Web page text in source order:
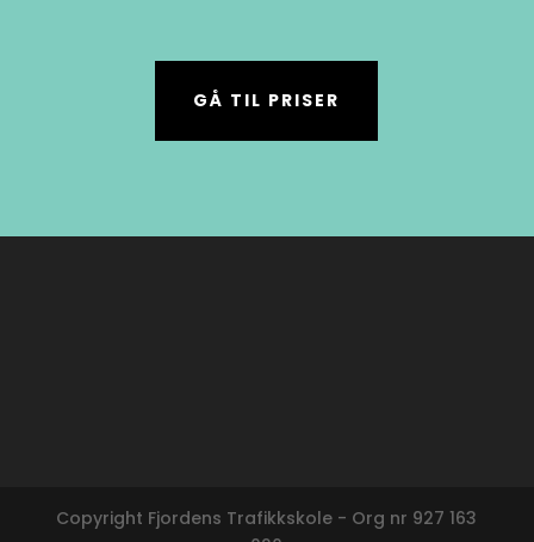
GÅ TIL PRISER
Copyright Fjordens Trafikkskole - Org nr 927 163